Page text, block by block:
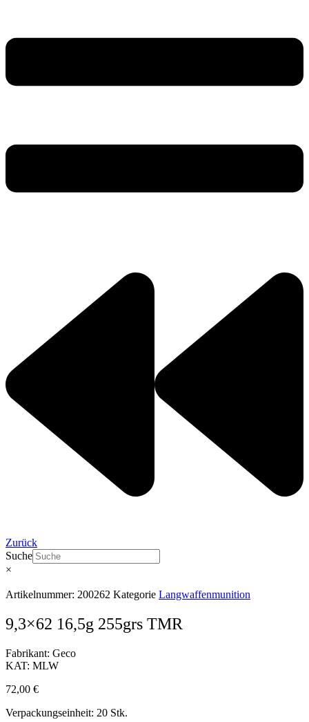
Zurück
Suche
×
Artikelnummer: 200262 Kategorie Langwaffenmunition
9,3×62 16,5g 255grs TMR
Fabrikant: Geco
KAT: MLW
72,00 €
Verpackungseinheit: 20 Stk.